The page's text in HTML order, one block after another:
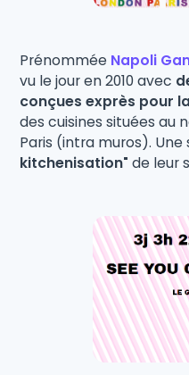
Prénommée Napoli
vu le jour en 2010 avec
conçues exprès pour
des cuisines situées au
Paris (intra muros). Une
kitchenisation" de leur